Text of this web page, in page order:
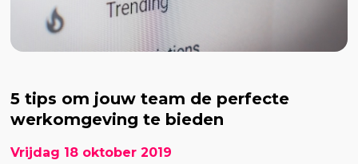
5 tips om jouw team de perfecte
werkomgeving te bieden
Vrijdag 18 oktober 2019